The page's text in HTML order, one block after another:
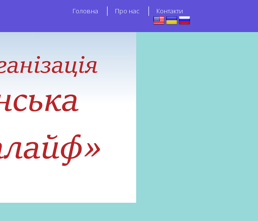
Головна Про нас Контакти